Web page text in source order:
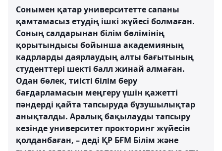
Сонымен қатар университетте сапаны
қамтамасыз етудің ішкі жүйесі болмаған.
Соның салдарынан білім бөлімінің
қорытындысы бойынша академияның
кадрларды даярлаудың алты бағытының
студенттері шекті балл жинай алмаған.
Одан бөлек, тиісті білім беру
бағдарламасын меңгеру үшін қажетті
пәндерді қайта тапсыруда бұзушылықтар
анықталды. Аралық бақылауды тапсыру
кезінде университет прокторинг жүйесін
қолданбаған, – деді ҚР БҒМ Білім және